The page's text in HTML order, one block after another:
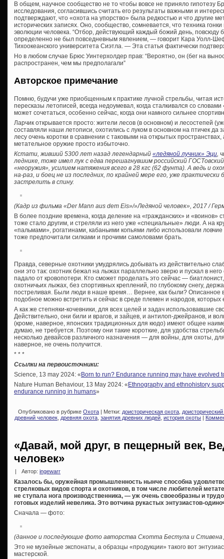
В общем, научное сообщество не то чтобы вовсе не приняло гипотезу
исследования, согласившись считать его результаты важными и
подтверждают, что «охота на упорство» была редкостью и что другие
исторических записях. Оно, сообщество, сомневается, что техника
эволюции человека. “Отбор, действующий каждый божий день, повсюду
определенно не был повседневным явлением, — говорит Кара Уолл-
Тихоокеанского университета Сиэтла. — Эта статья фактически
Но в любом случае Брюс Уинтерхолдер прав: “Вероятно, он (бег на
распространен, чем мы предполагали”
Авторское примечание
Помню, будучи уже приобщенным к практике лучной стрельбы, читая
пересказы летописей, всегда недоумевал, когда сталкивался со
может сочетаться, особенно сейчас, когда они намного сильнее
Ларчик открывается просто: жители лесов (в основном) и лесостепей
составляли наши летописи, охотились с луком в основном на птичек да
лесу очень коротки в сравнении с таковыми на открытых
метательное оружие просто избыточно.
Кстати, живший 5300 лет назад легендарный «ледяной лучник» Эци,
леднике, тоже имел лук с едва перешагнувшим российский
«неоружия», усилием натяжения всего в 28 кгс (62 фунта). А ведь и
на-раз, и боец не из последних, по крайней мере его, уже практически
застрелить в спину.
(Кадр из фильма «Der Mann aus dem Eis»/»Ледяной человек», 2017 /
В более поздние времена, когда деление на «гражданских» и
тоже стало другим, и стреляли из него уже «специальные» люди. А на
«пальмами», рогатинами, кабаньими копьями либо использовали
тоже предпочитали силками и прочими самоловами брать.
Правда, северные охотники умудрялись добывать из действительно
они это так: охотник бежал на лыжах параллельно зверю и пускал в
падало от кровопотери. Кто сможет проделать это сейчас —
охотничьих лыжах, без спортивных креплений, по глубокому снегу,
постреливая. Были люди в наше время… Вернее, как были? Описанное
подобное можно встретить и сейчас в среде племен и народов,
А как же степняки-кочевники, для всех целей и задач использовавшие
Действительно, они били и врагов, и зайцев, и антилоп-джейранов, и
(кроме, наверное, японских традиционных для кюдо) имеют общее
думаю, не требуется. Поэтому они такие короткие, для удобства
несколько девайсов различного назначения — для войны, для охоты,
наверное, не очень получится.
* * *
Ссылки на первоисточники:
Science, 13 may 2024: « Born to run? Endurance running may have evolved
Nature Human Behaviour, 13 May 2024: « Ethnography and ethnohistory
endurance running in humans»
Опубликовано в рубрике Охота | Метки: доисторическая охота
древний человек древняя охота занятия древних людей история охоты
«Давай, мой друг, в пещерный век,
человек»
| Автор: ingewarr
Казалось бы, оружейная промышленность нынче способна
стрелковых видов спорта и охотников, в том числе любителей
не ступала нога производственника, — уж очень своеобразны и
готовых изделий невелика. Это вотчина рукастых энтузиастов-
Сначала — фото:
(данное и последующие фото авторства Скотта Бестула и Стивена
Это не музейные экспонаты, а образцы «продукции» такого вот
мастерской.